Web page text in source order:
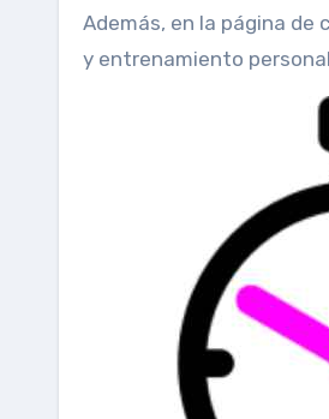
Además, en la página de
y entrenamiento